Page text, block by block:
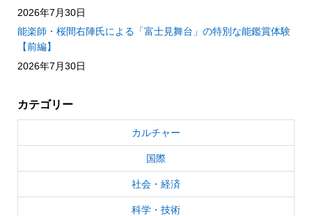
2026年7月30日
能楽師・桜間右陣氏による「富士見舞台」の特別な能鑑賞体験
【前編】
2026年7月30日
カテゴリー
カルチャー
国際
社会・経済
科学・技術